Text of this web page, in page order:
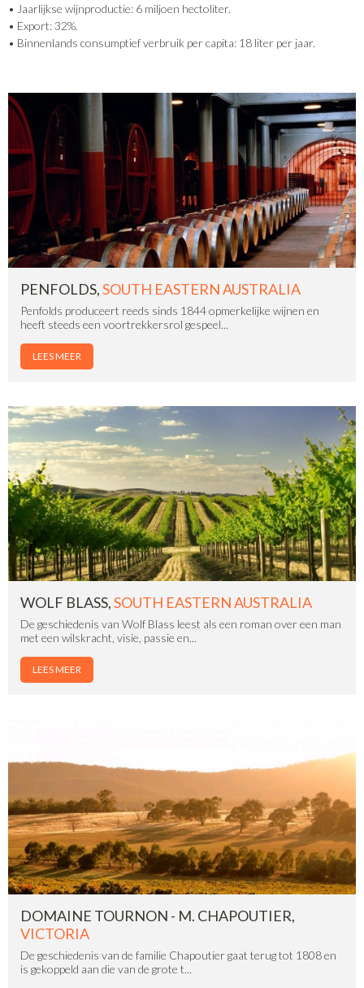
• Jaarlijkse wijnproductie: 6 miljoen hectoliter.
• Export: 32%.
• Binnenlands consumptief verbruik per capita: 18 liter per jaar.
PENFOLDS,SOUTH EASTERN AUSTRALIA
Penfolds produceert reeds sinds 1844 opmerkelijke wijnen en
heeft steeds een voortrekkersrol gespeel...
LEES MEER
WOLF BLASS,SOUTH EASTERN AUSTRALIA
De geschiedenis van Wolf Blass leest als een roman over een man
met een wilskracht, visie, passie en...
LEES MEER
DOMAINE TOURNON - M. CHAPOUTIER,
VICTORIA
De geschiedenis van de familie Chapoutier gaat terug tot 1808 en
is gekoppeld aan die van de grote t...